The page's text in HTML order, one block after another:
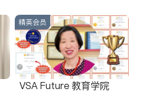
精英会员
VSA Future 教育学院